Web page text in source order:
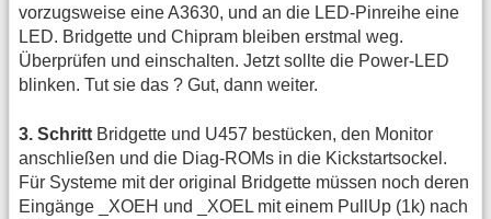
vorzugsweise eine A3630, und an die LED-Pinreihe eine
LED. Bridgette und Chipram bleiben erstmal weg.
Überprüfen und einschalten. Jetzt sollte die Power-LED
blinken. Tut sie das ? Gut, dann weiter.
3. Schritt Bridgette und U457 bestücken, den Monitor
anschließen und die Diag-ROMs in die Kickstartsockel.
Für Systeme mit der original Bridgette müssen noch deren
Eingänge _XOEH und _XOEL mit einem PullUp (1k) nach